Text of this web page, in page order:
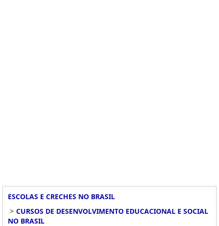
ESCOLAS E CRECHES NO BRASIL
> CURSOS DE DESENVOLVIMENTO EDUCACIONAL E SOCIAL
NO BRASIL